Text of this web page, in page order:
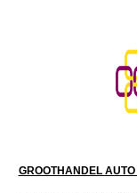
GROOTHANDEL AUTO